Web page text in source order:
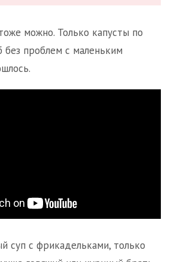
можно. Только капусты по
без проблем с маленьким
суп с фрикадельками, только